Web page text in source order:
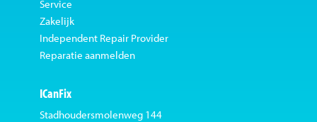
Service
Zakelijk
Independent Repair Provider
Reparatie aanmelden
ICanFix
Stadhoudersmolenweg 144